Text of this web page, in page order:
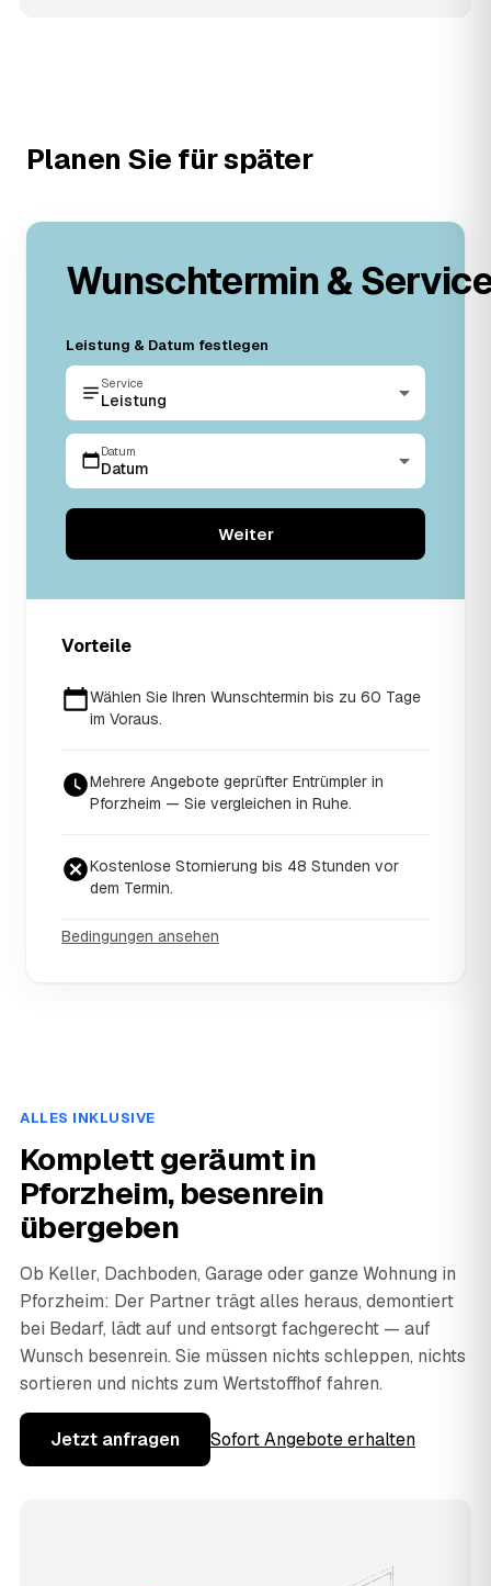
Planen Sie für später
Wunschtermin &
Leistung & Datum festlegen
Service
Leistung
Datum
Datum
Weiter
Vorteile
Wählen Sie Ihren Wunschtermin bis zu 60 Tage
im Voraus.
Mehrere Angebote geprüfter Entrümpler in
Pforzheim — Sie vergleichen in Ruhe.
Kostenlose Stornierung bis 48 Stunden vor
dem Termin.
Bedingungen ansehen
ALLES INKLUSIVE
Komplett geräumt in
Pforzheim, besenrein
übergeben
Ob Keller, Dachboden, Garage oder ganze Wohnung in
Pforzheim: Der Partner trägt alles heraus, demontiert
bei Bedarf, lädt auf und entsorgt fachgerecht — auf
Wunsch besenrein. Sie müssen nichts schleppen, nichts
sortieren und nichts zum Wertstoffhof fahren.
Jetzt anfragen Sofort Angebote erhalten